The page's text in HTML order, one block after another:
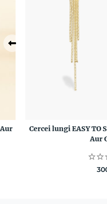
Cercei lungi EASY TO
Aur